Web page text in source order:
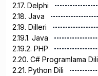
2.17. Delphi
2.18. Java
2.19. Dilleri
2.19.1. Java
2.19.2. PHP
2.20. C# Programlama Dili
2.21. Python Dili